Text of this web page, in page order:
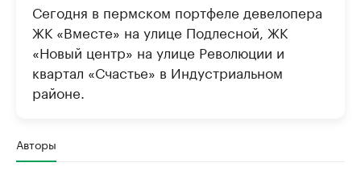
Сегодня в пермском портфеле девелопера
ЖК «Вместе» на улице Подлесной, ЖК
«Новый центр» на улице Революции и
квартал «Счастье» в Индустриальном
районе.
Авторы